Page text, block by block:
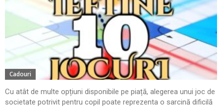
Cadouri
Cu atât de multe opțiuni disponibile pe piață, alegerea unui joc de
societate potrivit pentru copil poate reprezenta o sarcină dificilă